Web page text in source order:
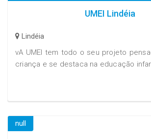
UMEI Lindéia
Lindéia
vA UMEI tem todo o seu projeto
criança e se destaca na educação
null